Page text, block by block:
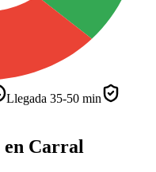
Llegada 35-50 min
en Carral